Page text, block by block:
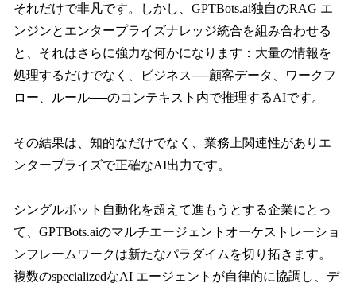
それだけで非凡です。しかし、GPTBots.ai独自のRAG エ
ンジンとエンタープライズナレッジ統合を組み合わせる
と、それはさらに強力な何かになります：大量の情報を
処理するだけでなく、ビジネス──顧客データ、ワークフ
ロー、ルール──のコンテキスト内で推理するAIです。
その結果は、知的なだけでなく、業務上関連性がありエ
ンタープライズで正確なAI出力です。
シングルボット自動化を超えて進もうとする企業にとっ
て、GPTBots.aiのマルチエージェントオーケストレーショ
ンフレームワークは新たなパラダイムを切り拓きます。
複数のspecializedなAI エージェントが自律的に協調し、デ